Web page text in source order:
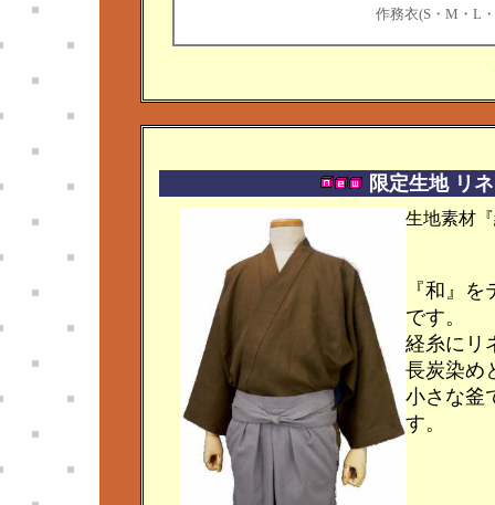
作務衣(S・M・L
限定生地 リ
生地素材
『和』
です。
経糸にリ
長炭染め
小さな釜
す。